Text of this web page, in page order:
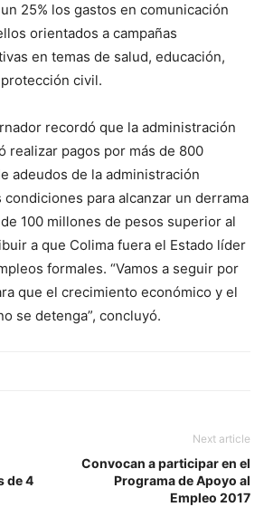
25% los gastos en comunicación
orientados a campañas
en temas de salud, educación,
civil.
recordó que la administración
realizar pagos por más de 800
adeudos de la administración
para alcanzar un derrama
100 millones de pesos superior al
a que Colima fuera el Estado líder
formales. “Vamos a seguir por
que el crecimiento económico y el
se detenga”, concluyó.
de 4
Next article
Convocan a participar en el
Programa de Apoyo al
Empleo 2017